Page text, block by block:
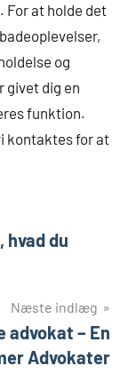
For at holde det
og
givet dig en
funktion.
kontaktes for at
hvad du
Næste indlæg
advokat – En
Advokater